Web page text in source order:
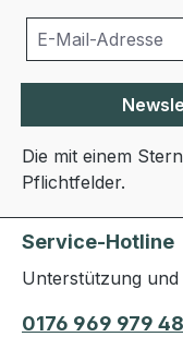
Die mit einem
Pflichtfelder.
Service-Hotline
Unterstützung
0176 969 979 48